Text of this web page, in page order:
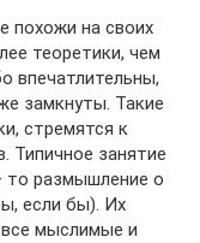
похожи на своих
теоретики, чем
впечатлительны,
замкнуты. Такие
стремятся к
Типичное занятие
то размышление о
если бы). Их
мыслимые и